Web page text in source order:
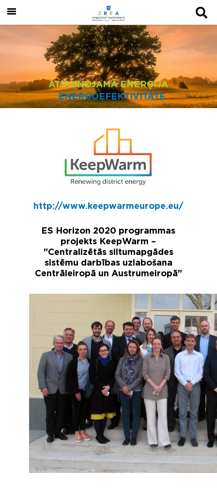
ATJAUNOJAMĀ ENERĢIJA
ENERGOEFEKTIVITĀTE
http://www.keepwarmeurope.eu/
ES Horizon 2020 programmas
projekts KeepWarm –
"Centralizētās siltumapgādes
sistēmu darbības uzlabošana
Centrāleiropā un Austrumeiropā"